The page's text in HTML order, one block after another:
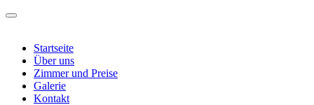
Startseite
Über uns
Zimmer und Preise
Galerie
Kontakt